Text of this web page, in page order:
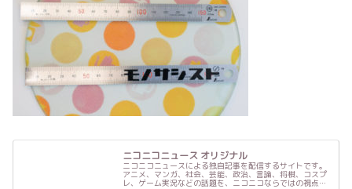
ニコニコニュース オリジナル
ニコニコニュースによる独自記事を配信するサイトです。
アニメ、マンガ、社会、芸能、政治、言論、将棋、コスプ
レ、ゲーム実況などの話題を、ニコニコならではの視点で